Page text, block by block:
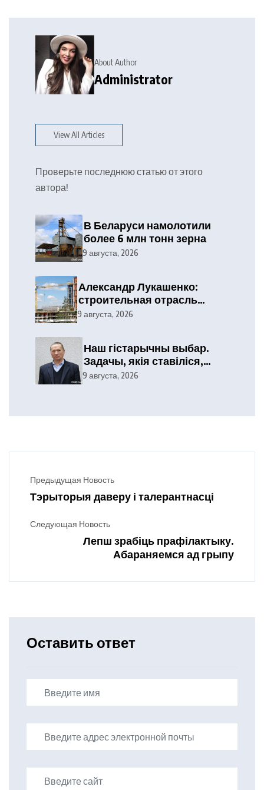
About Author
Administrator
View All Articles
Проверьте последнюю статью от этого
автора!
В Беларуси намолотили
более 6 млн тонн зерна
9 августа, 2026
Александр Лукашенко:
строительная отрасль
демонстрирует высокие
статус одного из драйверов
экономики
9 августа, 2026
Наш гістарычны выбар.
Задачы, якія ставіліся,
выкананы
9 августа, 2026
Предыдущая Новость
Тэрыторыя даверу і талерантнасці
Следующая Новость
Лепш зрабіць прафілактыку.
Абараняемся ад грыпу
Оставить ответ